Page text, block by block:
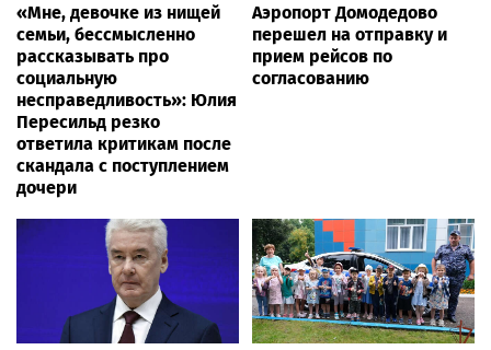
«Мне, девочке из нищей
семьи, бессмысленно
рассказывать про
социальную
несправедливость»: Юлия
Пересильд резко
ответила критикам после
скандала с поступлением
дочери
Аэропорт Домодедово
перешел на отправку и
прием рейсов по
согласованию